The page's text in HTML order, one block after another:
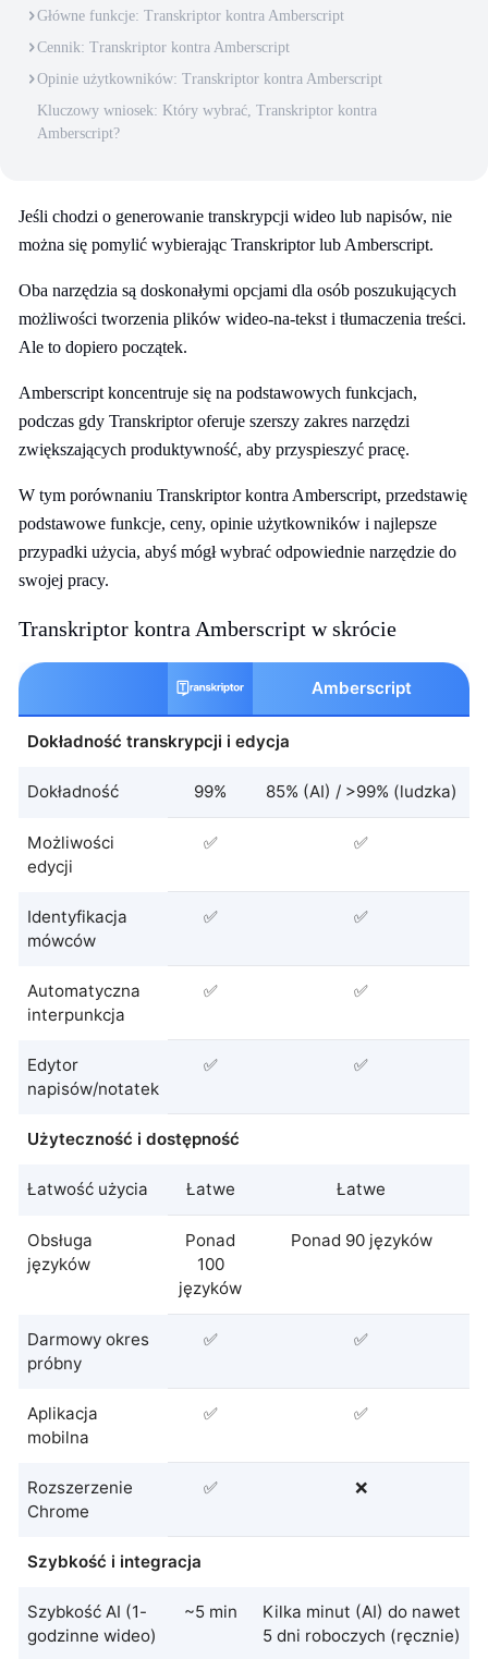
Główne funkcje: Transkriptor kontra Amberscript
Cennik: Transkriptor kontra Amberscript
Opinie użytkowników: Transkriptor kontra Amberscript
Kluczowy wniosek: Który wybrać, Transkriptor kontra
Amberscript?
Jeśli chodzi o generowanie transkrypcji wideo lub napisów, nie
można się pomylić wybierając Transkriptor lub Amberscript.
Oba narzędzia są doskonałymi opcjami dla osób poszukujących
możliwości tworzenia plików wideo-na-tekst i tłumaczenia treści.
Ale to dopiero początek.
Amberscript koncentruje się na podstawowych funkcjach,
podczas gdy Transkriptor oferuje szerszy zakres narzędzi
zwiększających produktywność, aby przyspieszyć pracę.
W tym porównaniu Transkriptor kontra Amberscript, przedstawię
podstawowe funkcje, ceny, opinie użytkowników i najlepsze
przypadki użycia, abyś mógł wybrać odpowiednie narzędzie do
swojej pracy.
Transkriptor kontra Amberscript w skrócie
Amberscript
Dokładność transkrypcji i edycja
Dokładność 99% 85% (AI) / >99% (ludzka)
Możliwości
edycji
✅ ✅
Identyfikacja
mówców
✅ ✅
Automatyczna
interpunkcja
✅ ✅
Edytor
napisów/notatek
✅ ✅
Użyteczność i dostępność
Łatwość użycia Łatwe Łatwe
Obsługa
języków
Ponad
100
języków
Ponad 90 języków
Darmowy okres
próbny
✅ ✅
Aplikacja
mobilna
✅ ✅
Rozszerzenie
Chrome
✅ ❌
Szybkość i integracja
Szybkość AI (1-
godzinne wideo)
~5 min
Kilka minut (AI) do nawet
5 dni roboczych (ręcznie)